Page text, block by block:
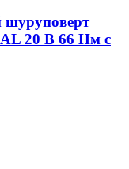
20 В 66 Нм с